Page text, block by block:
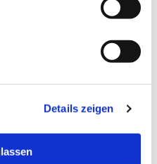
Details zeigen
oder zum Produkt?
persönlich, um die
Zuhause zu finden.
E-Mail schreiben